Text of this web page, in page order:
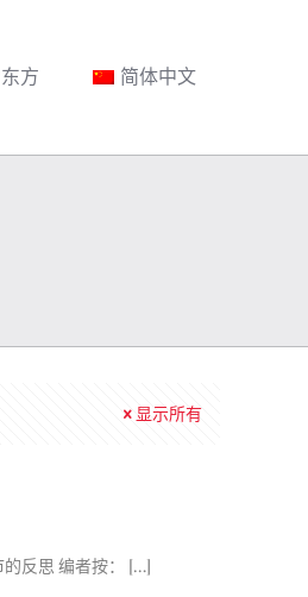
方 简体中文
显示所有
反思 编者按： […]